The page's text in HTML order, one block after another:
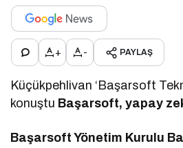
+ - PAYLAŞ
Küçükpehlivan ‘Başarsoft
konuştu Başarsoft, yapay
Başarsoft Yönetim Kurulu